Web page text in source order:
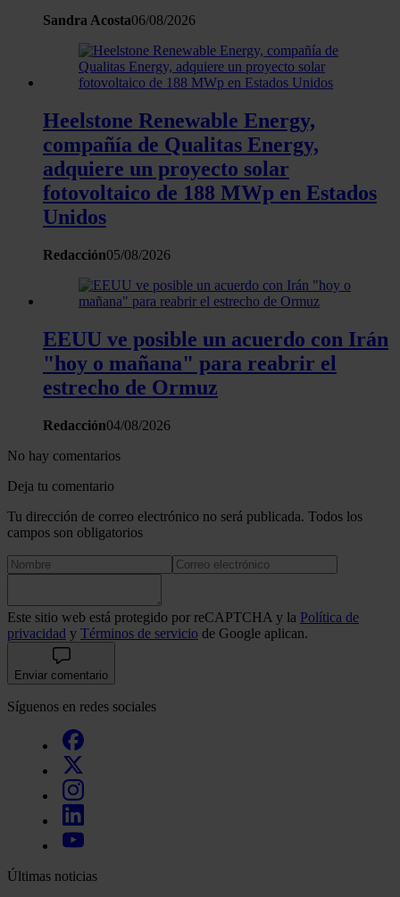
analizar el tráfico. Además, compartimos información sobre
uso que haga del sitio web con nuestros partners de redes
sociales, publicidad y análisis web, quienes pueden
con otra información que les haya proporcionado o que
Sandra Acosta06/08/2026
Heelstone Renewable Energy,
compañía de Qualitas Energy,
adquiere un proyecto solar
fotovoltaico de 188 MWp en Estados
Unidos
Redacción05/08/2026
EEUU ve posible un acuerdo con Irán
"hoy o mañana" para reabrir el
estrecho de Ormuz
Redacción04/08/2026
No hay comentarios
Deja tu comentario
Tu dirección de correo electrónico no será publicada. Todos los
campos son obligatorios
Este sitio web está protegido por reCAPTCHA y la Política de
privacidad y Términos de servicio de Google aplican.
Enviar comentario
Síguenos en redes sociales
Últimas noticias